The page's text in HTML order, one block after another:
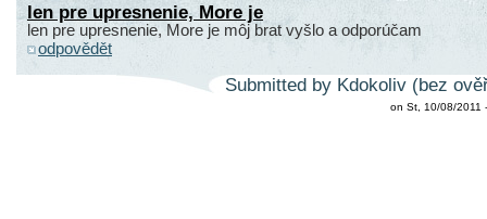
len pre upresnenie, More je
len pre upresnenie, More je môj brat vyšlo a odporúčam
odpovědět
Submitted by Kdokoliv (bez
on St, 10/08/2011